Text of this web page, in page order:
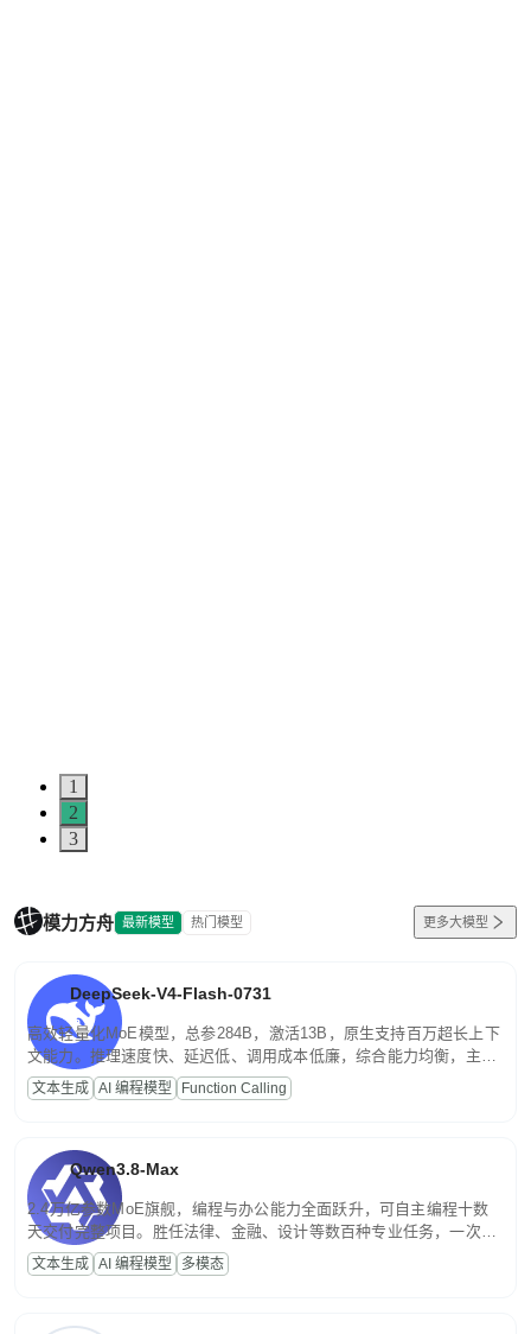
1
2
3
模力方舟 最新模型 热门模型 更多大模型
DeepSeek-V4-Flash-0731
高效轻量化MoE模型，总参284B，激活13B，原生支持百万超长上下
文能力。推理速度快、延迟低、调用成本低廉，综合能力均衡，主打
高并发、轻量化任务，适合日常对话、内容创作、基础 RAG、批量
文案处理等普惠刚需场景。
文本生成 AI 编程模型 Function Calling
Qwen3.8-Max
2.4万亿参数MoE旗舰，编程与办公能力全面跃升，可自主编程十数
天交付完整项目。胜任法律、金融、设计等数百种专业任务，一次对
话端到端交付生产级成果。原生视觉理解贯穿规划、执行与验证全流
程，支持超长文档与长视频的深度语义解析。长程任务中自主规划与
文本生成 AI 编程模型 多模态